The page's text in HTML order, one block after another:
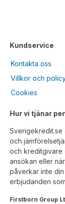
Kundservice
Kontakta oss
Villkor och
Cookies
Hur vi tjänar
Sverigekredit.se
och
och kreditgivare
ansökan eller
påverkar inte
erbjudanden
Firstborn Group